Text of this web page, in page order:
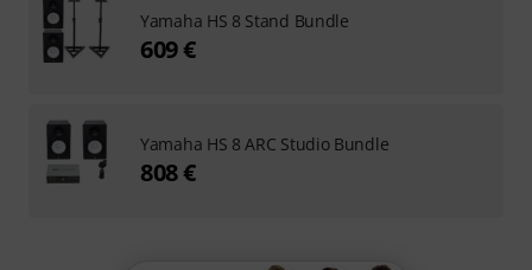
Yamaha HS 8 Stand Bundle
609 €
Yamaha HS 8 ARC Studio Bundle
808 €